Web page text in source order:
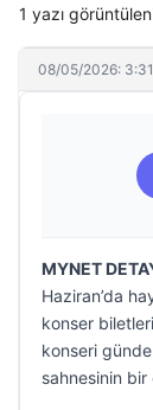
1 yazı
08/05/2026:
MYNET
Haziran’da
konser
konseri
sahnesinin